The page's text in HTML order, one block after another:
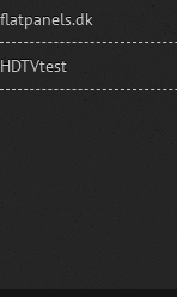
flatpanels.dk
HDTVtest